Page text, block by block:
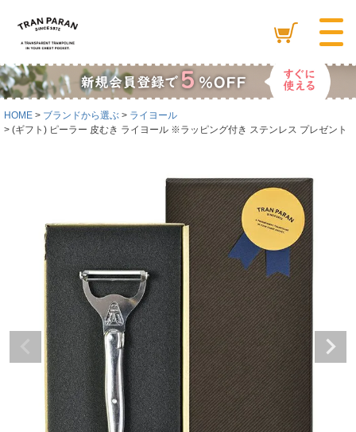
HOME ブランドから選ぶ
ライヨール
(ギフト) ピーラー 皮むき ライヨール ※ラッピング付き ステンレス プレゼント